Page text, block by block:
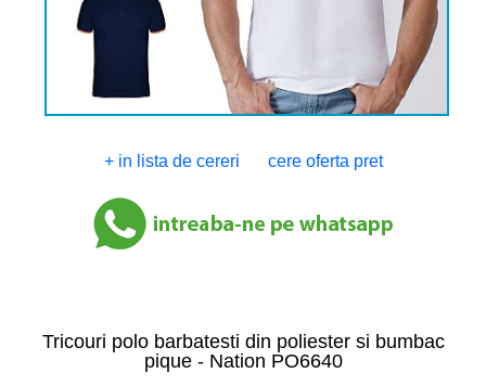
+ in lista de cereri cere oferta pret
Tricouri polo barbatesti din poliester si bumbac
pique -Nation PO6640